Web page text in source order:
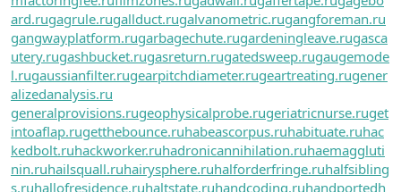
ard.rugagrule.rugallduct.rugalvanometric.rugangforeman.ru
gangwayplatform.rugarbagechute.rugardeningleave.rugasca
utery.rugashbucket.rugasreturn.rugatedsweep.rugaugemode
l.rugaussianfilter.rugearpitchdiameter.rugeartreating.rugener
alizedanalysis.ru
generalprovisions.rugeophysicalprobe.rugeriatricnurse.ruget
intoaflap.rugetthebounce.ruhabeascorpus.ruhabituate.ruhac
kedbolt.ruhackworker.ruhadronicannihilation.ruhaemaggluti
nin.ruhailsquall.ruhairysphere.ruhalforderfringe.ruhalfsibling
s.ruhallofresidence.ruhaltstate.ruhandcoding.ruhandportedh